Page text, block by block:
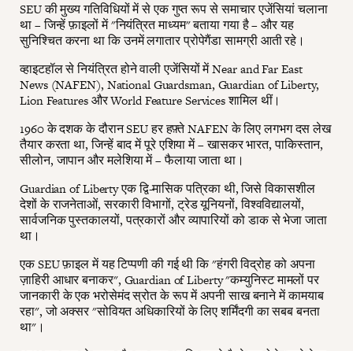
SEU की मुख्य गतिविधियों में से एक गुप्त रूप से समाचार एजेंसियां ​​चलाना
था – जिन्हें फ़ाइलों में "नियंत्रित माध्यम" बताया गया है – और यह
सुनिश्चित करना था कि उनमें लगातार प्रोपेगैंडा सामग्री आती रहे।
व्हाइटहॉल से नियंत्रित होने वाली एजेंसियों में Near and Far East
News (NAFEN), National Guardsman, Guardian of Liberty,
Lion Features और World Feature Services शामिल थीं।
1960 के दशक के दौरान SEU हर हफ़्ते NAFEN के लिए लगभग दस लेख
तैयार करता था, जिन्हें बाद में पूरे एशिया में – खासकर भारत, पाकिस्तान,
सीलोन, जापान और मलेशिया में – फैलाया जाता था।
Guardian of Liberty एक द्वि-मासिक पत्रिका थी, जिसे विकासशील
देशों के राजनेताओं, सरकारी विभागों, ट्रेड यूनियनों, विश्वविद्यालयों,
सार्वजनिक पुस्तकालयों, पत्रकारों और व्यापारियों को डाक से भेजा जाता
था।
एक SEU फ़ाइल में यह टिप्पणी की गई थी कि "हंगरी विद्रोह को अपना
ज़ाहिरी आधार बनाकर", Guardian of Liberty "कम्युनिस्ट मामलों पर
जानकारी के एक भरोसेमंद स्रोत के रूप में अपनी साख बनाने में कामयाब
रहा", जो अक्सर "सोवियत अधिकारियों के लिए शर्मिंदगी का सबब बनता
था"।